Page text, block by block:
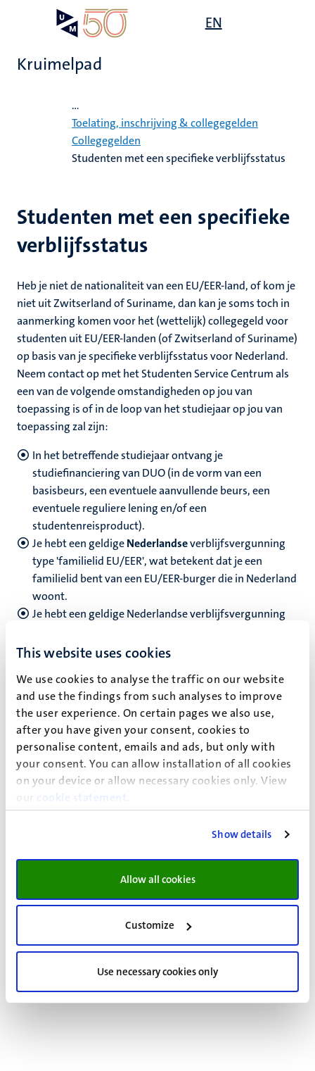
This website uses cookies
We use cookies to analyse the traffic on our website
and use the findings from such analyses to improve
the user experience. On certain pages we also use,
after you have given your consent, cookies to
personalise content, emails and ads, but only with
your consent. You can allow installation of all cookies
on your device or allow necessary cookies only. View
our
cookie statement
Show details
Allow all cookies
Customize
Use necessary cookies only
EN
Kruimelpad
...
Toelating, inschrijving & collegegelden
Collegegelden
Studenten met een specifieke verblijfsstatus
Studenten met een specifieke
verblijfsstatus
Heb je niet de nationaliteit van een EU/EER-land, of kom je
niet uit Zwitserland of Suriname, dan kan je soms toch in
aanmerking komen voor het (wettelijk) collegegeld voor
studenten uit EU/EER-landen (of Zwitserland of Suriname)
op basis van je specifieke verblijfsstatus voor Nederland.
Neem contact op met het Studenten Service Centrum als
een van de volgende omstandigheden op jou van
toepassing is of in de loop van het studiejaar op jou van
toepassing zal zijn:
In het betreffende studiejaar ontvang je
studiefinanciering van DUO (in de vorm van een
basisbeurs, een eventuele aanvullende beurs, een
eventuele reguliere lening en/of een
studentenreisproduct).
Je hebt een geldigeNederlandseverblijfsvergunning
type 'familielid EU/EER', wat betekent dat je een
familielid bent van een EU/EER-burger die in Nederland
woont.
Je hebt een geldige Nederlandse verblijfsvergunning
asielvergunning (type III of IV).
verblijfsvergunning bepaalde tijd (type I) met één van
de buitengewone verblijfsdoelen genoemd in “Artikel 3
Besluit Studiefinanciering 2000”.
Je hebt een geldigeNederlandseverblijfsvergunning
type 'Artikel 50 TEU' (Brexit) voor het verblijfsdoel
'Residence document withdrawal agreement Art.
18(1)'.
Je bent in het bezit van een geldigNederlands
Je hebt de nationaliteit van een niet-EU/EER-land, maar
je hebt een specifieke verblijfsvergunning “langdurig
van een ander EU-land dan Nederland.
De specifieke verblijfsvergunning “langdurig
land verstrekt als je aan bepaalde aanvullende
voorwaarden voldoet.